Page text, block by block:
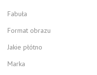
Fabuła
Format obrazu
Jakie płótno
Marka